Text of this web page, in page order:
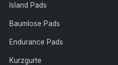
Island Pads
Baumlose Pads
Endurance Pads
Kurzgurte